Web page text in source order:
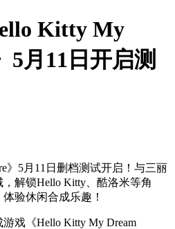
Kitty My
5月11日开启测
》5月11日删档测试开启！与三丽
解锁Hello Kitty、酷洛米等角
验休闲合成乐趣！
戏《Hello Kitty My Dream